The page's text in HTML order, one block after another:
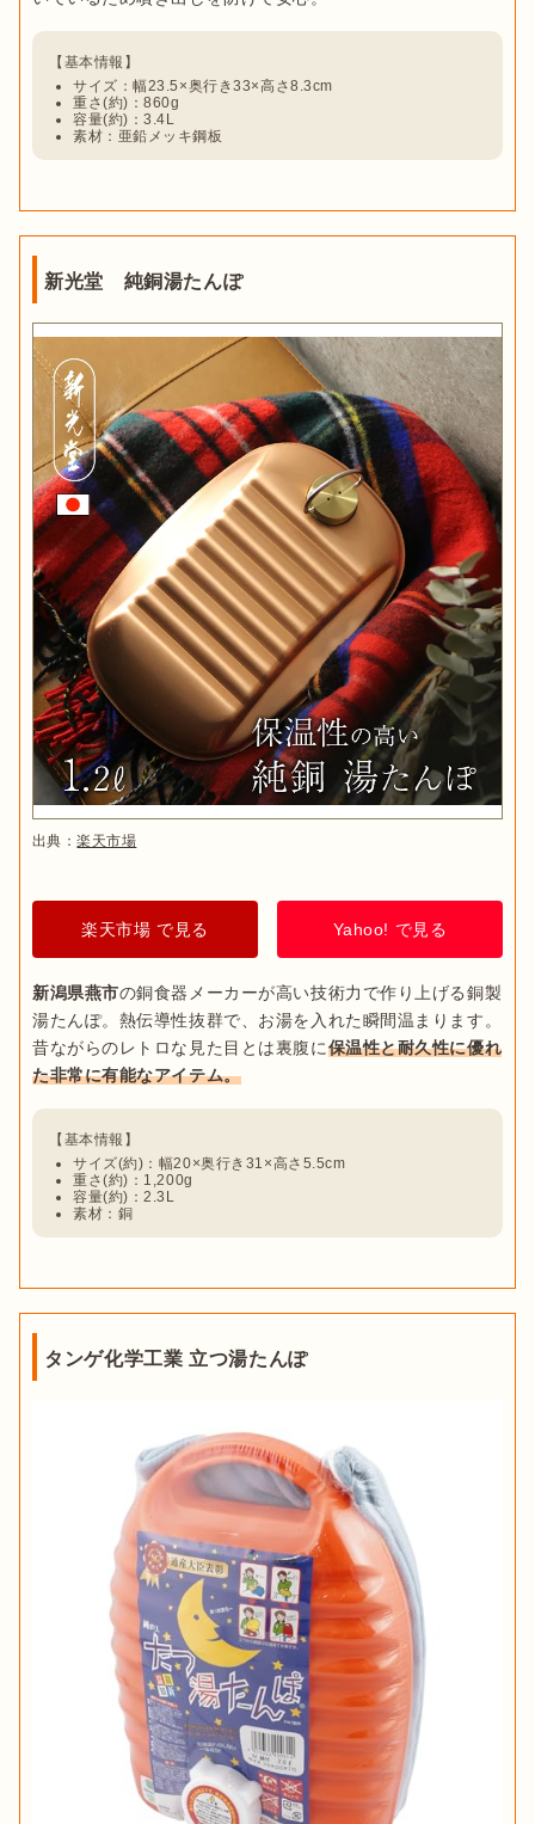
サイズ：幅23.5×奥行き33×高さ8.3cm
重さ(約)：860g
容量(約)：3.4L
素材：亜鉛メッキ鋼板
新光堂 純銅湯たんぽ
出典：楽天市場
楽天市場 で見る Yahoo! で見る
新潟県燕市の銅食器メーカーが高い技術力で作り上げる銅製
湯たんぽ。熱伝導性抜群で、お湯を入れた瞬間温まります。
昔ながらのレトロな見た目とは裏腹に保温性と耐久性に優れ
た非常に有能なアイテム。
サイズ(約)：幅20×奥行き31×高さ5.5cm
重さ(約)：1,200g
容量(約)：2.3L
素材：銅
タンゲ化学工業 立つ湯たんぽ